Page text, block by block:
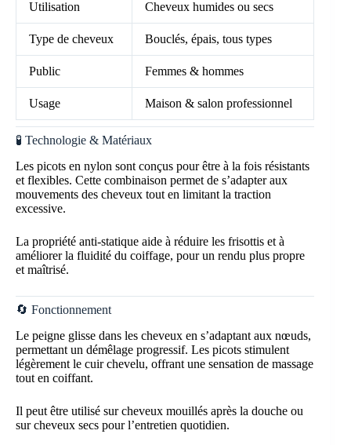
Utilisation Cheveux humides ou secs
Type de cheveux Bouclés, épais, tous types
Public Femmes & hommes
Usage Maison & salon professionnel
🧪 Technologie & Matériaux
Les picots en nylon sont conçus pour être à la fois résistants
et flexibles. Cette combinaison permet de s’adapter aux
mouvements des cheveux tout en limitant la traction
excessive.
La propriété anti-statique aide à réduire les frisottis et à
améliorer la fluidité du coiffage, pour un rendu plus propre
et maîtrisé.
🔄 Fonctionnement
Le peigne glisse dans les cheveux en s’adaptant aux nœuds,
permettant un démêlage progressif. Les picots stimulent
légèrement le cuir chevelu, offrant une sensation de massage
tout en coiffant.
Il peut être utilisé sur cheveux mouillés après la douche ou
sur cheveux secs pour l’entretien quotidien.